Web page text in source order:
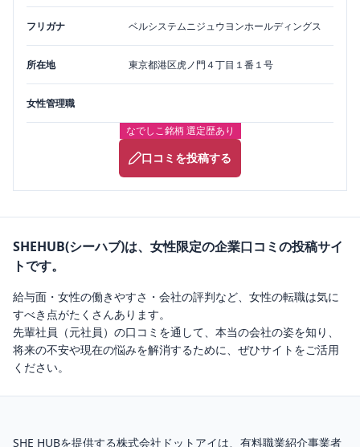
フリガナ ベルシステムニジュウヨンホールディングス
所在地 東京都港区虎ノ門４丁目１番１号
女性管理職
なでしこ銘柄 選定歴あり
口コミを投稿する
SHEHUB(シーハブ)は、女性限定の企業口コミの投稿サイ
トです。
給与面・女性の働きやすさ・会社の評判など、女性の転職は気に
すべき点がたくさんあります。
先輩社員（元社員）の口コミを通して、本当の会社の姿を知り、
将来の不安や現在の悩みを解消するために、ぜひサイトをご活用
ください。
SHE HUBを提供する株式会社ドットアイは、 有料職業紹介事業者